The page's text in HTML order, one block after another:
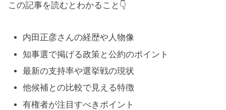
この記事を読むとわかること👇
内田正彦さんの経歴や人物像
知事選で掲げる政策と公約のポイント
最新の支持率や選挙戦の現状
他候補との比較で見える特徴
有権者が注目すべきポイント